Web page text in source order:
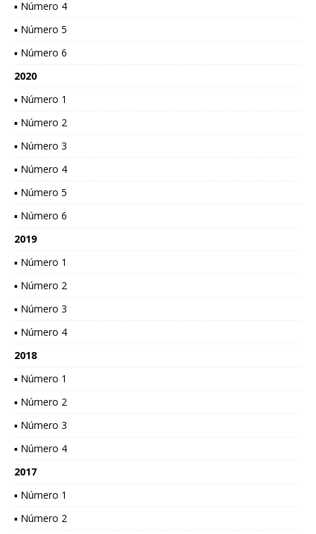
▪ Número 4
▪ Número 5
▪ Número 6
2020
▪ Número 1
▪ Número 2
▪ Número 3
▪ Número 4
▪ Número 5
▪ Número 6
2019
▪ Número 1
▪ Número 2
▪ Número 3
▪ Número 4
2018
▪ Número 1
▪ Número 2
▪ Número 3
▪ Número 4
2017
▪ Número 1
▪ Número 2